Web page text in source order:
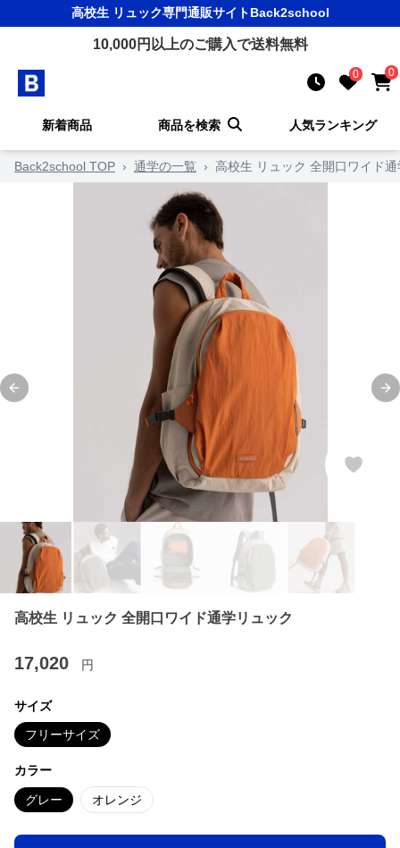
高校生 リュック専門通販サイトBack2school
10,000円以上のご購入で送料無料
0 0
新着商品 商品を検索 人気ランキング
Back2school TOP › 通学の一覧 › 高校生 リュック 全開口ワイド
Previous slide
高校生 リュック 全開口ワイド通学リュック
17,020 円
サイズ
フリーサイズ
カラー
グレー オレンジ